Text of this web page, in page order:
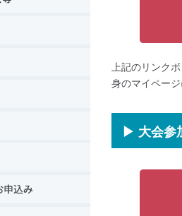
上記のリンク
身のマイペー
▶ 大会参